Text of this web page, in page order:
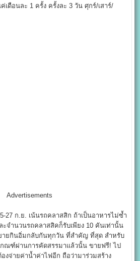
ดือนละ 1 ครั้ง ครั้งละ 3 วัน ศุกร์/เสาร์/
Advertisements
27 ก.ย. เน้นรถคลาสสิก ถ้าเป็นอาหารไม่ซ้ำ
ะจำนวนรถคลาสสิคก็รับเพียง 10 คันเท่านั้น
ายกินอิ่มกลับกันทุกวัน ที่สำคัญ ที่สุด สำหรับ
กณฑ์ผ่านการคัดสรรมาแล้วนั้น ขายฟรี! ไป
งจ่ายค่าน้ำค่าไฟอีก ถือว่ามาร่วมสร้าง